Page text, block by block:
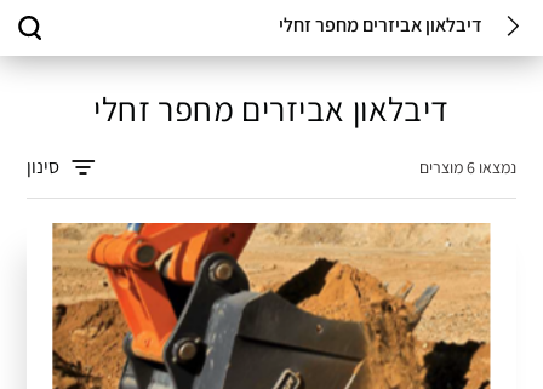
דיבלאון אביזרים מחפר זחלי
דיבלאון אביזרים מחפר זחלי
נמצאו 6 מוצרים סינון